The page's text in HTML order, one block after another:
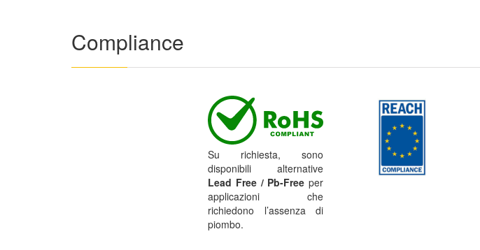
Compliance
Su richiesta, sono
disponibili alternative
Lead Free / Pb-Free per
applicazioni che
richiedono l’assenza di
piombo.